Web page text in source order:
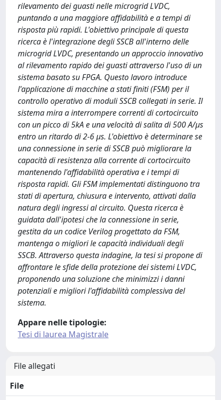
rilevamento dei guasti nelle microgrid LVDC,
puntando a una maggiore affidabilità e a tempi di
risposta più rapidi. L'obiettivo principale di questa
ricerca è l'integrazione degli SSCB all'interno delle
microgrid LVDC, presentando un approccio innovativo
al rilevamento rapido dei guasti attraverso l'uso di un
sistema basato su FPGA. Questo lavoro introduce
l'applicazione di macchine a stati finiti (FSM) per il
controllo operativo di moduli SSCB collegati in serie. Il
sistema mira a interrompere correnti di cortocircuito
con un picco di 5kA e una velocità di salita di 500 A/µs
entro un ritardo di 2-6 µs. L'obiettivo è determinare se
una connessione in serie di SSCB può migliorare la
capacità di resistenza alla corrente di cortocircuito
mantenendo l'affidabilità operativa e i tempi di
risposta rapidi. Gli FSM implementati distinguono tra
stati di apertura, chiusura e intervento, attivati dalla
natura degli ingressi al circuito. Questa ricerca è
guidata dall'ipotesi che la connessione in serie,
gestita da un codice Verilog progettato da FSM,
mantenga o migliori le capacità individuali degli
SSCB. Attraverso questa indagine, la tesi si propone di
affrontare le sfide della protezione dei sistemi LVDC,
proponendo una soluzione che minimizzi i danni
potenziali e migliori l'affidabilità complessiva del
sistema.
Appare nelle tipologie:
Tesi di laurea Magistrale
File allegati
File